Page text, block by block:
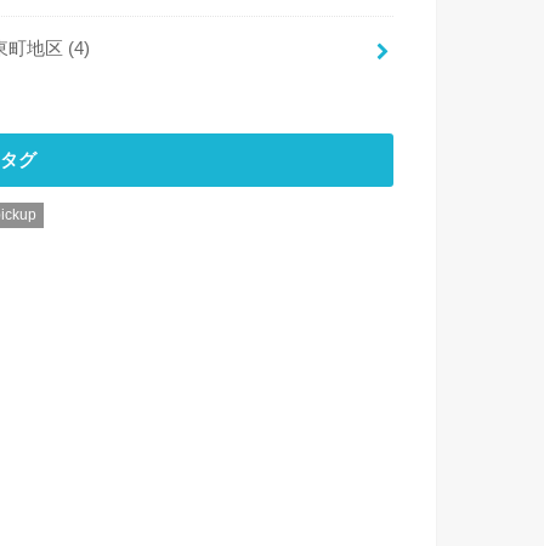
町地区 (4)
タグ